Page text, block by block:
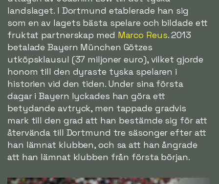
landslaget. I Dortmund etablerade han sig
som en av lagets bästa spelare och bildade ett
fruktat partnerskap med Marco Reus. 2013
betalade Bayern München Götzes
utköpsklausul (37 miljoner euro), vilket gjorde
honom till den dyraste tyska spelaren i
historien vid den tiden. Under sina första
dagar i Bayern lyckades han göra ett
betydande avtryck, men tappade gradvis
mark till den grad att han bestämde sig för att
återvända till Dortmund tre säsonger efter att
han lämnat klubben, och sa att han ångrade
att han lämnat klubben från första början.